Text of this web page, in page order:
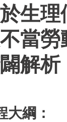
生
當
解析
大綱：